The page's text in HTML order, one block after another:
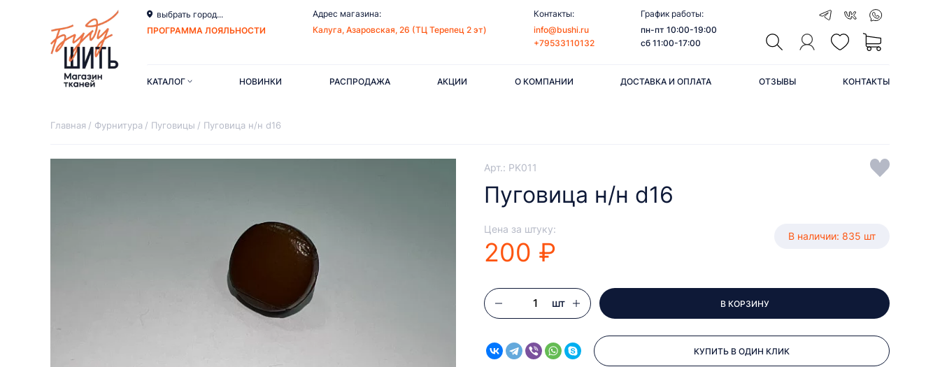
выбрать город...
ПРОГРАММА ЛОЯЛЬНОСТИ
Адрес магазина:
Калуга, Азаровская, 26 (ТЦ Терепец 2 эт)
Контакты:
info@bushi.ru
+79533110132
График работы:
пн-пт 10:00-19:00
сб 11:00-17:00
КАТАЛОГ НОВИНКИ РАСПРОДАЖА АКЦИИ О КОМПАНИИ ДОСТАВКА И ОПЛАТА ОТЗЫВЫ КОНТАКТЫ
Главная Фурнитура Пуговицы Пуговица н/н d16
Арт.: PK011
Пуговица н/н d16
Цена за штуку:
200 ₽
В наличии: 835 шт
шт В КОРЗИНУ
КУПИТЬ В ОДИН КЛИК